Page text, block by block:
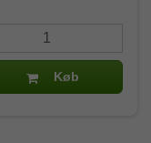
Køb